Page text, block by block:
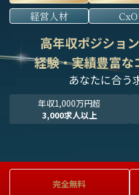
経営人材 CxO
高年収ポジション
経験・実績豊富な
あなたに合う
年収1,000万円超
3,000求人以上
完全無料